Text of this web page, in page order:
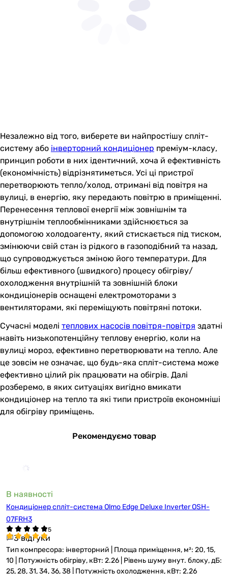
Незалежно від того, виберете ви найпростішу спліт-
систему або інверторний кондиціонер преміум-класу,
принцип роботи в них ідентичний, хоча й ефективність
(економічність) відрізнятиметься. Усі ці пристрої
перетворюють тепло/холод, отримані від повітря на
вулиці, в енергію, яку передають повітрю в приміщенні.
Перенесення теплової енергії між зовнішнім та
внутрішнім теплообмінниками здійснюється за
допомогою холодоагенту, який стискається під тиском,
змінюючи свій стан із рідкого в газоподібний та назад,
що супроводжується зміною його температури. Для
більш ефективного (швидкого) процесу обігріву/
охолодження внутрішній та зовнішній блоки
кондиціонерів оснащені електромоторами з
вентиляторами, які переміщують повітряні потоки.
Сучасні моделі теплових насосів повітря-повітря здатні
навіть низькопотенційну теплову енергію, коли на
вулиці мороз, ефективно перетворювати на тепло. Але
це зовсім не означає, що будь-яка спліт-система може
ефективно цілий рік працювати на обігрів. Далі
розберемо, в яких ситуаціях вигідно вмикати
кондиціонер на тепло та які типи пристроїв економніші
для обігріву приміщень.
Рекомендуємо товар
В наявності
Кондиціонер спліт-система Olmo Edge Deluxe Inverter OSH-
07FRH3
3 відгуки
Тип компресора: інверторний | Площа приміщення, м²: 20, 15,
10 | Потужність обігріву, кВт: 2.26 | Рівень шуму внут. блоку, дБ:
25, 28, 31, 34, 36, 38 | Потужність охолодження, кВт: 2.26